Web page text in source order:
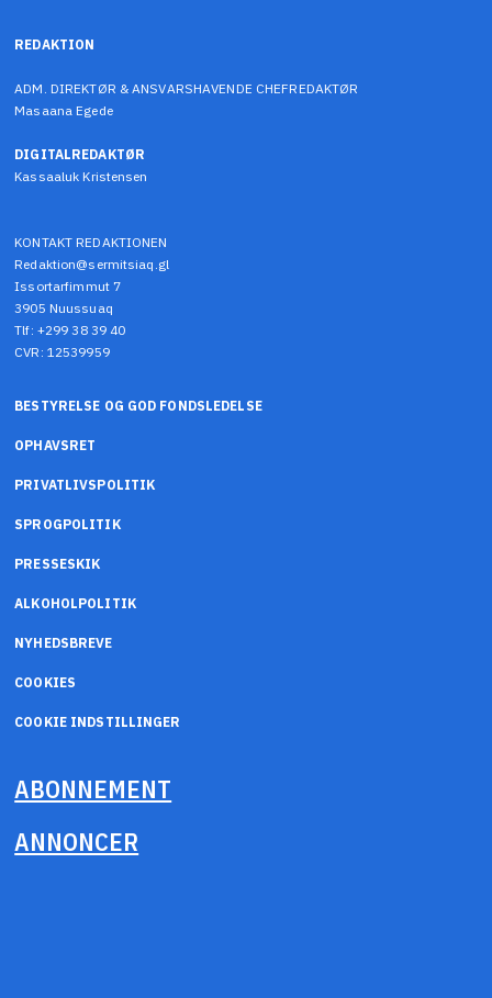
REDAKTION
ADM. DIREKTØR & ANSVARSHAVENDE CHEFREDAKTØR
Masaana Egede
DIGITALREDAKTØR
Kassaaluk Kristensen
KONTAKT REDAKTIONEN
Redaktion@sermitsiaq.gl
Issortarfimmut 7
3905 Nuussuaq
Tlf: +299 38 39 40
CVR: 12539959
BESTYRELSE OG GOD FONDSLEDELSE
OPHAVSRET
PRIVATLIVSPOLITIK
SPROGPOLITIK
PRESSESKIK
ALKOHOLPOLITIK
NYHEDSBREVE
COOKIES
COOKIE INDSTILLINGER
ABONNEMENT
ANNONCER